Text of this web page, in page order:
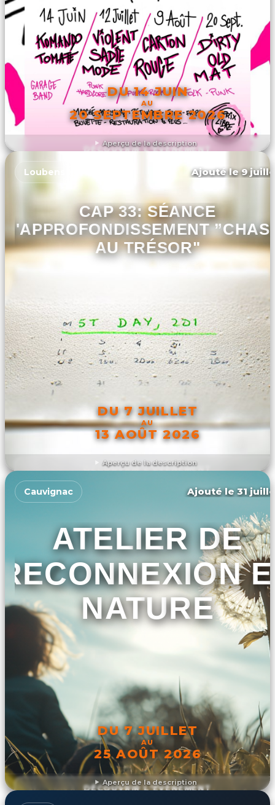
Aperçu de la description
DU 14 JUIN
AU
20 SEPTEMBRE 2026
DÉCOUVRIR L'ÉVÉNEMENT
Aperçu de la description
Loubens Ajouté le 9
CAP 33: SÉANCE
D'APPROFONDISSEMENT
AU TRÉSOR"
DU 7 JUILLET
AU
13 AOÛT 2026
DÉCOUVRIR L'ÉVÉNEMENT
Aperçu de la description
Cauvignac Ajouté le 31
ATELIER DE
NATURE
DU 7 JUILLET
AU
25 AOÛT 2026
DÉCOUVRIR L'ÉVÉNEMENT